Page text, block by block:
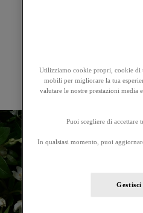
Utilizziamo cookie propri, cookie di
mobili per migliorare la tua
valutare le nostre prestazioni media
Puoi scegliere di accettare
In qualsiasi momento, puoi